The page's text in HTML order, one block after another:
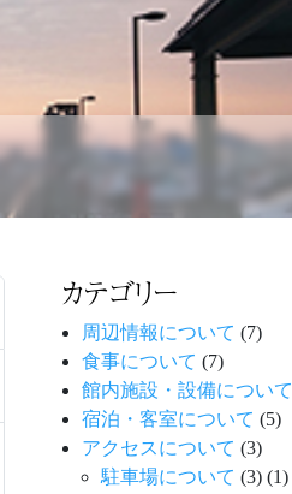
カテゴリー
周辺情報について (7)
食事について (7)
館内施設・設備について
宿泊・客室について (5)
アクセスについて (3)
駐車場について (3) (1)